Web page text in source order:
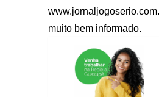
muito bem informado.